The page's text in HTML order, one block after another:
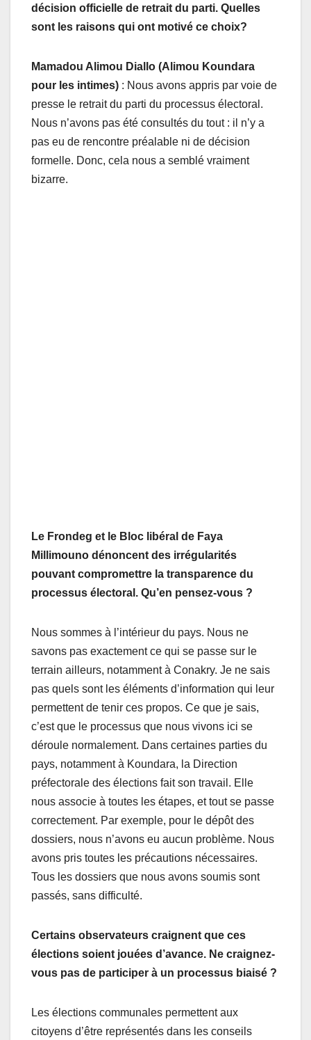
décision officielle de retrait du parti. Quelles
sont les raisons qui ont motivé ce choix?
Mamadou Alimou Diallo (Alimou Koundara
pour les intimes) : Nous avons appris par voie de
presse le retrait du parti du processus électoral.
Nous n’avons pas été consultés du tout : il n’y a
pas eu de rencontre préalable ni de décision
formelle. Donc, cela nous a semblé vraiment
bizarre.
Le Frondeg et le Bloc libéral de Faya
Millimouno dénoncent des irrégularités
pouvant compromettre la transparence du
processus électoral. Qu’en pensez-vous ?
Nous sommes à l’intérieur du pays. Nous ne
savons pas exactement ce qui se passe sur le
terrain ailleurs, notamment à Conakry. Je ne sais
pas quels sont les éléments d’information qui leur
permettent de tenir ces propos. Ce que je sais,
c’est que le processus que nous vivons ici se
déroule normalement. Dans certaines parties du
pays, notamment à Koundara, la Direction
préfectorale des élections fait son travail. Elle
nous associe à toutes les étapes, et tout se passe
correctement. Par exemple, pour le dépôt des
dossiers, nous n’avons eu aucun problème. Nous
avons pris toutes les précautions nécessaires.
Tous les dossiers que nous avons soumis sont
passés, sans difficulté.
Certains observateurs craignent que ces
élections soient jouées d’avance. Ne craignez-
vous pas de participer à un processus biaisé ?
Les élections communales permettent aux
citoyens d’être représentés dans les conseils